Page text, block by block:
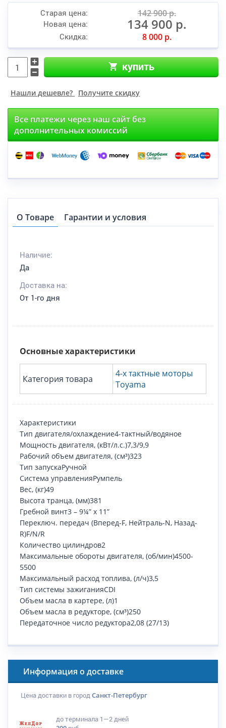
Старая цена: 142 900 р.
Новая цена: 134 900 р.
Скидка: 8 000 р.
купить
Нашли дешевле? Получите скидку
Все платежи через наш сайт без
дополнительных комиссий
О Товаре Гарантии и условия
Наличие:
Да
Доставка на:
От 1-го дня
Основные характеристики
Категория товара
4-х тактные моторы
Toyama
Характеристики
Тип двигателя/охлаждение4-тактный/водяное
Мощность двигателя, (кВт/л.с.)7,3/9,9
Рабочий объем двигателя, (см³)323
Тип запускаРучной
Система управленияРумпель
Вес, (кг)49
Высота транца, (мм)381
Гребной винт3 – 9¼” х 11”
Переключ. передач (Вперед-F, Нейтраль-N, Назад-
R)F/N/R
Количество цилиндров2
Максимальные обороты двигателя, (об/мин)4500-
5500
Максимальный расход топлива, (л/ч)3,5
Тип системы зажиганияCDI
Объем масла в картере, (л)1
Объем масла в редукторе, (см³)250
Передаточное число редуктора2,08 (27/13)
Информация о доставке
Цена доставки в город Санкт-Петербург
до терминала 1—2 дней